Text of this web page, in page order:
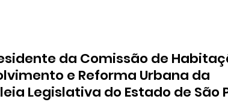
da Comissão de
e Reforma Urbana da
Legislativa do Estado de São